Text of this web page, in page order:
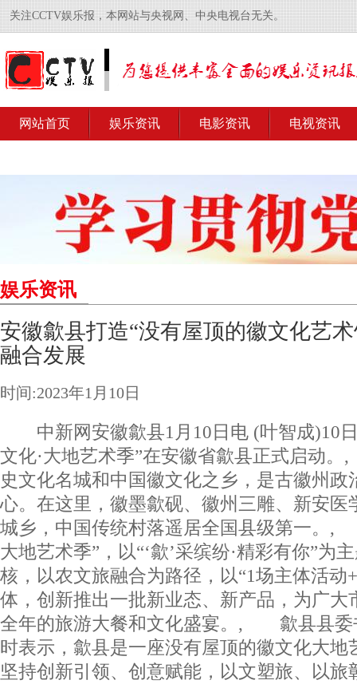
关注CCTV娱乐报，本网站与央视网、中央电视台无关。
网站首页 娱乐资讯 电影资讯 电视资讯
娱乐资讯
安徽歙县打造“没有屋顶的徽文化艺
融合发展
时间:2023年1月10日
中新网安徽歙县1月10日电 (叶智成)10日
文化·大地艺术季”在安徽省歙县正式启动
史文化名城和中国徽文化之乡，是古徽州政
心。在这里，徽墨歙砚、徽州三雕、新安医
城乡，中国传统村落遥居全国县级第一。
大地艺术季”，以“‘歙’采缤纷·精彩有你”为
核，以农文旅融合为路径，以“1场主体活动
体，创新推出一批新业态、新产品，为广大
全年的旅游大餐和文化盛宴。, 歙县县委
时表示，歙县是一座没有屋顶的徽文化大地
坚持创新引领、创意赋能，以文塑旅、以旅